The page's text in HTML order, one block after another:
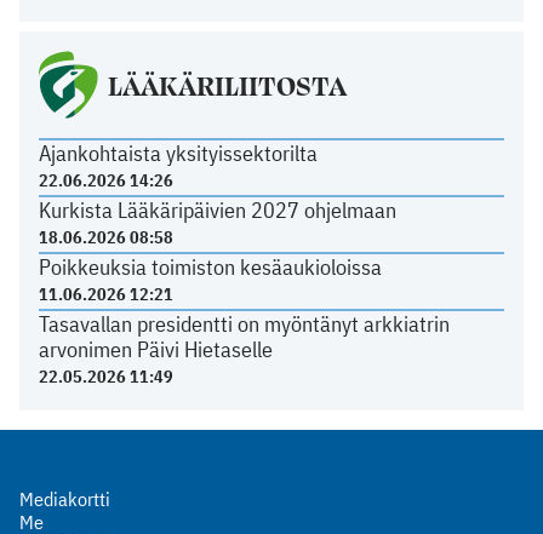
LÄÄKÄRILIITOSTA
Ajankohtaista yksityissektorilta
22.06.2026 14:26
Kurkista Lääkäripäivien 2027 ohjelmaan
18.06.2026 08:58
Poikkeuksia toimiston kesäaukioloissa
11.06.2026 12:21
Tasavallan presidentti on myöntänyt arkkiatrin
arvonimen Päivi Hietaselle
22.05.2026 11:49
Mediakortti
Me